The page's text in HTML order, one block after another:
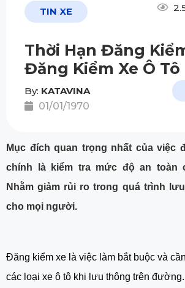
TIN XE
Thời Hạn Đăng
Đăng Kiểm Xe Ô Tô
By: KATAVINA
01/01/1970
Mục đích quan trọng nhất của việc
chính là kiểm tra mức độ an toàn
Nhằm giảm rủi ro trong quá trình
cho mọi người.
Đăng kiểm xe là việc làm bắt buộc và
các loại xe ô tô khi lưu thông trên